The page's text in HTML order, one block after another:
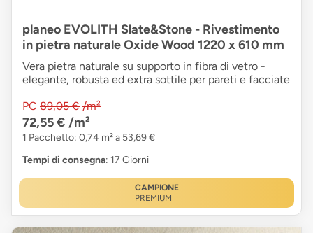
planeo EVOLITH Slate&Stone - Rivestimento
in pietra naturale Oxide Wood 1220 x 610 mm
Vera pietra naturale su supporto in fibra di vetro -
elegante, robusta ed extra sottile per pareti e facciate
PC 89,05 € /m²
72,55 € /m²
1 Pacchetto: 0,74 m² a 53,69 €
Tempi di consegna: 17 Giorni
CAMPIONE
PREMIUM